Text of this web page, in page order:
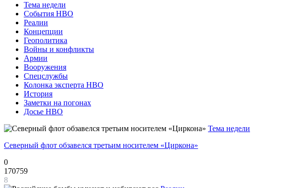
Тема недели
События НВО
Реалии
Концепции
Геополитика
Войны и конфликты
Армии
Вооружения
Спецслужбы
Колонка эксперта НВО
История
Заметки на погонах
Досье НВО
Тема недели
Северный флот обзавелся третьим носителем «Циркона»
0
170759
8